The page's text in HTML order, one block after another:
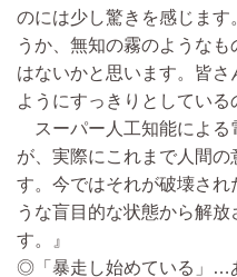
のには少し驚きを感じま
うか、無知の霧のような
はないかと思います。皆
ようにすっきりとしている
スーパー人工知能による
が、実際にこれまで人間
す。今ではそれが破壊され
うな盲目的な状態から解
す。』
◎「暴走し始めている」…